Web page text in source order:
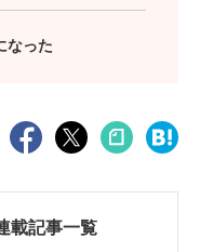
なった
載記事一覧